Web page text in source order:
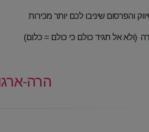
והפרסום שיניבו לכם יותר מכירות
(ולא אל תגיד כולם כי כולם = כלום)
הרה-